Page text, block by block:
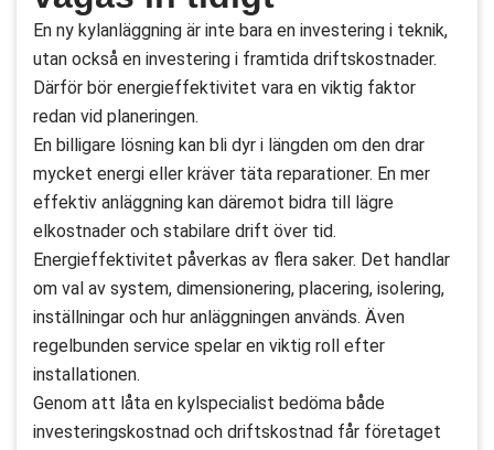
En ny kylanläggning är inte bara en investering i teknik,
utan också en investering i framtida driftskostnader.
Därför bör energieffektivitet vara en viktig faktor
redan vid planeringen.
En billigare lösning kan bli dyr i längden om den drar
mycket energi eller kräver täta reparationer. En mer
effektiv anläggning kan däremot bidra till lägre
elkostnader och stabilare drift över tid.
Energieffektivitet påverkas av flera saker. Det handlar
om val av system, dimensionering, placering, isolering,
inställningar och hur anläggningen används. Även
regelbunden service spelar en viktig roll efter
installationen.
Genom att låta en kylspecialist bedöma både
investeringskostnad och driftskostnad får företaget